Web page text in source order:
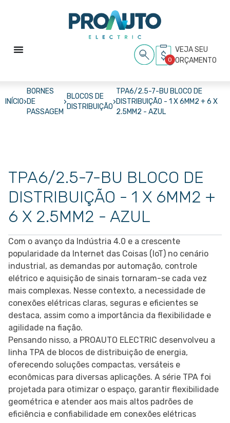
VEJA SEU
ORÇAMENTO
0
INÍCIO›
BORNES
DE
PASSAGEM
›
BLOCOS DE
DISTRIBUIÇÃO
›
TPA6/2.5-7-BU BLOCO DE
DISTRIBUIÇÃO - 1 X 6MM2 + 6 X
2.5MM2 - AZUL
TPA6/2.5-7-BU BLOCO DE
DISTRIBUIÇÃO - 1 X 6MM2 +
6 X 2.5MM2 - AZUL
Com o avanço da Indústria 4.0 e a crescente
popularidade da Internet das Coisas (IoT) no cenário
industrial, as demandas por automação, controle
elétrico e aquisição de sinais tornaram-se cada vez
mais complexas. Nesse contexto, a necessidade de
conexões elétricas claras, seguras e eficientes se
destaca, assim como a importância da flexibilidade e
agilidade na fiação.
Pensando nisso, a PROAUTO ELECTRIC desenvolveu a
linha TPA de blocos de distribuição de energia,
oferecendo soluções compactas, versáteis e
econômicas para diversas aplicações. A série TPA foi
projetada para otimizar o espaço, garantir flexibilidade
geométrica e atender aos mais altos padrões de
eficiência e confiabilidade em conexões elétricas